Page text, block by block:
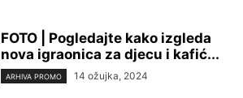
FOTO | Pogledajte kako izgleda
nova igraonica za djecu i kafić...
ARHIVA PROMO 14 ožujka, 2024